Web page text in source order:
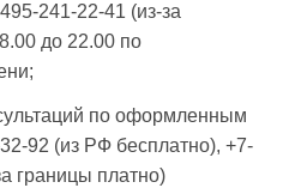
241-22-41 (из-за
до 22.00 по
по оформленным
92 (из РФ бесплатно), +7-
границы платно)